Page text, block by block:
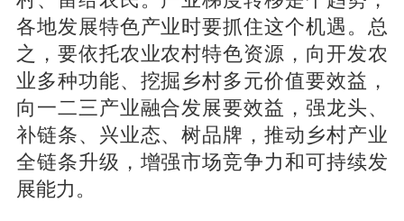
各地发展特色产业时要抓住这个机遇。总
之，要依托农业农村特色资源，向开发农
业多种功能、挖掘乡村多元价值要效益，
向一二三产业融合发展要效益，强龙头、
补链条、兴业态、树品牌，推动乡村产业
全链条升级，增强市场竞争力和可持续发
展能力。